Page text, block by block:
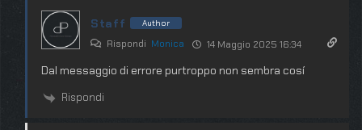
Staff Author
Rispondi Monica 14 Maggio 2025 16:34
Dal messaggio di errore purtroppo non sembra cosí
Rispondi